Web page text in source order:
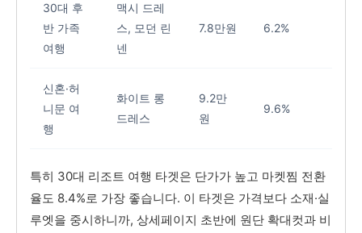
30대 후
반 가족
여행
맥시 드레
스, 모던 린
넨
7.8만원 6.2%
신혼·허
니문 여
행
화이트 롱
드레스
9.2만
원
9.6%
특히 30대 리조트 여행 타겟은 단가가 높고 마켓찜 전환
율도 8.4%로 가장 좋습니다. 이 타겟은 가격보다 소재·실
루엣을 중시하니까, 상세페이지 초반에 원단 확대컷과 비